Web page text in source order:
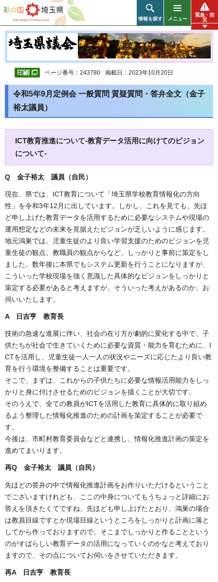
彩の国 埼玉県
情報を探す メニュー
緊急・防
災
ページ番号：243780 掲載日：2023年10月20日
令和5年9月定例会 一般質問 質疑質問・答弁全文（金子
裕太議員）
ICT教育推進について-教育データ活用に向けてのビジョン
について-
Q 金子裕太 議員（自民）
現在、県では、ICT教育について「埼玉県学校教育情報化の方向
性」を令和3年12月に出しています。しかし、これを見ても、先ほ
ど申し上げた教育データを活用するために必要なシステムや現場の
運用想定などの未来を見据えたビジョンが乏しいように感じます。
地元鴻巣では、児童生徒のより良い学習支援のためのビジョンを児
童生徒の観点、教職員の観点からなど、しっかりと事前に策定をし
ました。数年後に本県でもシステム更新を行うことになりますが、
こういった学校現場を強く意識した具体的なビジョンをしっかりと
策定する必要があると考えますが、そういった考えがあるのか、お
伺いいたします。
A 日吉亨 教育長
技術の急速な進展に伴い、社会の在り方が劇的に変化する中で、子
供たちが社会で生きていくために必要な資質・能力を育むために、I
CTを活用し、児童生徒一人一人の状況やニーズに応じたより良い教
育を行う環境を整備することは重要です。
そこで、まずは、これからの子供たちに必要な情報活用能力をしっ
かりと身に付けさせるためのビジョンを描くことが大切です。
そのうえで、全ての教員がICTを活用した教育に具体的に取り組め
るよう整理した情報化推進のための計画を策定することが必要で
す。
今後は、市町村教育委員会などと連携し、情報化推進計画の策定を
進めてまいります。
再Q 金子裕太 議員（自民）
先ほどの答弁の中で情報化推進計画をお作りいただけるということ
でございますけれども、ここの中身についてもうちょっと詳細にお
答えを頂きたくてですね、先ほども申し上げたとおり、鴻巣の場合
は教員目線ですとか現場目線というところをしっかりと計画に落と
してから作っておりますので、そこまでしっかりと作ることという
のがすばらしい教育データの活用になっていくのかなと考えており
ますので、その点についてお伺いをさせていただきます。
再A 日吉亨 教育長